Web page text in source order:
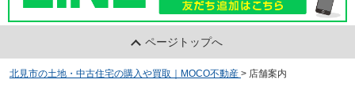
ページトップへ
北見市の土地・中古住宅の購入や買取｜MOCO不動産 > 店舗案内